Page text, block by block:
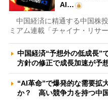
AI…
中国経済に精通する中国株
ミアム連載「チャイナ・リサ
中国経済“予想外の低成長
方針の修正で成長加速が予
“AI革命”で爆発的な需要拡
か？ 高い競争力を持つ中